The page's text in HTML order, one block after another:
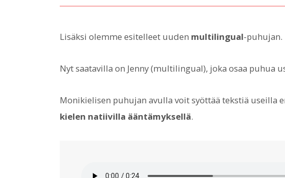
Lisäksi olemme esitelleet uuden multilingual-puhujan.
Nyt saatavilla on Jenny (multilingual), joka osaa puhua
Monikielisen puhujan avulla voit syöttää tekstiä useilla
kielen natiivilla ääntämyksellä.